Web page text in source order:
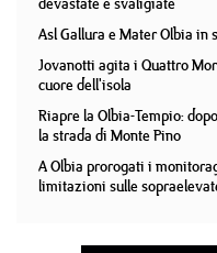
Asl Gallura e Mater Olbia
Jovanotti agita i Quattro
cuore dell'isola
Riapre la Olbia-Tempio:
la strada di Monte Pino
A Olbia prorogati i
limitazioni sulle